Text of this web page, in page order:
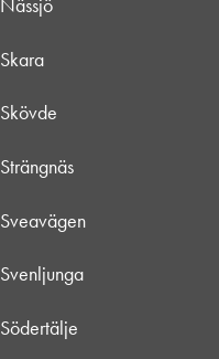
Nässjö
Skara
Skövde
Strängnäs
Sveavägen
Svenljunga
Södertälje